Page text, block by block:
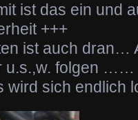
ist das ein und
+++
ist auch dran…
u.s.,w. folgen ……
sich endlich